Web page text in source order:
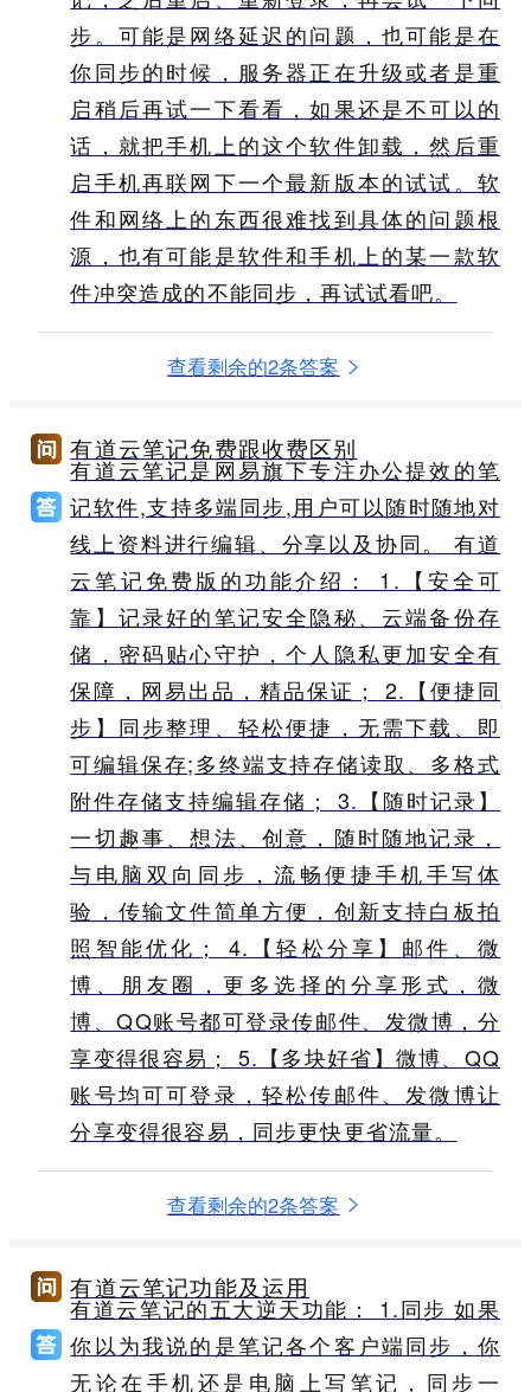
步。可能是网络延迟的问题，也可能是在
你同步的时候，服务器正在升级或者是重
启稍后再试一下看看，如果还是不可以的
话，就把手机上的这个软件卸载，然后重
启手机再联网下一个最新版本的试试。软
件和网络上的东西很难找到具体的问题根
源，也有可能是软件和手机上的某一款软
件冲突造成的不能同步，再试试看吧。
查看剩余的2条答案
有道云笔记免费跟收费区别
有道云笔记是网易旗下专注办公提效的笔
记软件,支持多端同步,用户可以随时随地对
线上资料进行编辑、分享以及协同。 有道
云笔记免费版的功能介绍： 1.【安全可
靠】记录好的笔记安全隐秘、云端备份存
储，密码贴心守护，个人隐私更加安全有
保障，网易出品，精品保证； 2.【便捷同
步】同步整理、轻松便捷，无需下载、即
可编辑保存;多终端支持存储读取、多格式
附件存储支持编辑存储； 3.【随时记录】
一切趣事、想法、创意，随时随地记录，
与电脑双向同步，流畅便捷手机手写体
验，传输文件简单方便，创新支持白板拍
照智能优化； 4.【轻松分享】邮件、微
博、朋友圈，更多选择的分享形式，微
博、QQ账号都可登录传邮件、发微博，分
享变得很容易； 5.【多块好省】微博、QQ
账号均可可登录，轻松传邮件、发微博让
分享变得很容易，同步更快更省流量。
查看剩余的2条答案
有道云笔记功能及运用
有道云笔记的五大逆天功能： 1.同步 如果
你以为我说的是笔记各个客户端同步，你
无论在手机还是电脑上写笔记，同步一